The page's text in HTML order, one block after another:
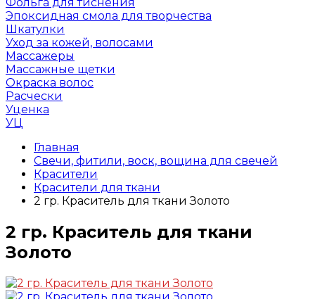
Эпоксидная смола для творчества
Шкатулки
Уход за кожей, волосами
Массажеры
Массажные щетки
Окраска волос
Расчески
Уценка
УЦ
Главная
Свечи, фитили, воск, вощина для свечей
Красители
Красители для ткани
2 гр. Краситель для ткани Золото
2 гр. Краситель для ткани
Золото